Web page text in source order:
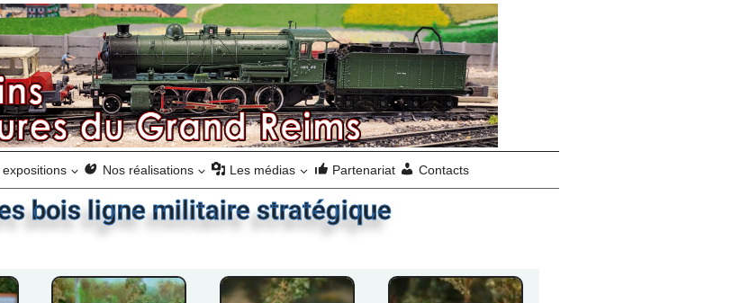
expositions Nos réalisations Les médias Partenariat Contacts
bois ligne militaire stratégique